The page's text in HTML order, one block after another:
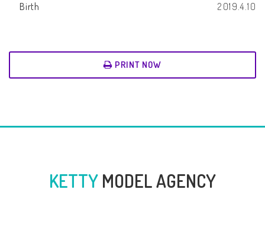
Birth 2019.4.10
PRINT NOW
KETTY MODEL AGENCY